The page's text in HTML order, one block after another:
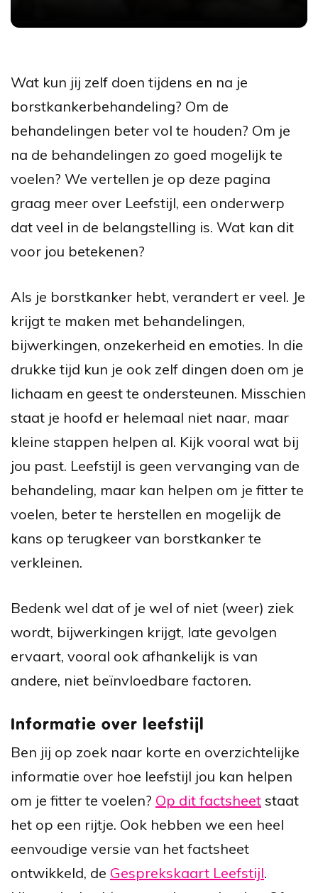
Wat kun jij zelf doen tijdens en na je
borstkankerbehandeling? Om de
behandelingen beter vol te houden? Om je
na de behandelingen zo goed mogelijk te
voelen? We vertellen je op deze pagina
graag meer over Leefstijl, een onderwerp
dat veel in de belangstelling is. Wat kan dit
voor jou betekenen?
Als je borstkanker hebt, verandert er veel. Je
krijgt te maken met behandelingen,
bijwerkingen, onzekerheid en emoties. In die
drukke tijd kun je ook zelf dingen doen om je
lichaam en geest te ondersteunen. Misschien
staat je hoofd er helemaal niet naar, maar
kleine stappen helpen al. Kijk vooral wat bij
jou past. Leefstijl is geen vervanging van de
behandeling, maar kan helpen om je fitter te
voelen, beter te herstellen en mogelijk de
kans op terugkeer van borstkanker te
verkleinen.
Bedenk wel dat of je wel of niet (weer) ziek
wordt, bijwerkingen krijgt, late gevolgen
ervaart, vooral ook afhankelijk is van
andere, niet beïnvloedbare factoren.
Informatie over leefstijl
Ben jij op zoek naar korte en overzichtelijke
informatie over hoe leefstijl jou kan helpen
om je fitter te voelen? Op dit factsheet staat
het op een rijtje. Ook hebben we een heel
eenvoudige versie van het factsheet
ontwikkeld, de Gesprekskaart Leefstijl.